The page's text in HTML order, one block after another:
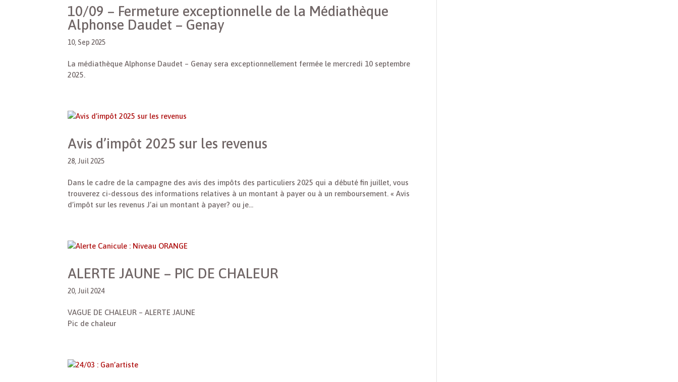
10/09 – Fermeture exceptionnelle de la Médiathèque
Alphonse Daudet – Genay
10, Sep 2025
La médiathèque Alphonse Daudet – Genay sera exceptionnellement fermée le mercredi 10 septembre
2025.
Avis d’impôt 2025 sur les revenus
28, Juil 2025
Dans le cadre de la campagne des avis des impôts des particuliers 2025 qui a débuté fin juillet, vous
trouverez ci-dessous des informations relatives à un montant à payer ou à un remboursement. « Avis
d’impôt sur les revenus J’ai un montant à payer? ou je...
ALERTE JAUNE – PIC DE CHALEUR
20, Juil 2024
VAGUE DE CHALEUR – ALERTE JAUNE
Pic de chaleur